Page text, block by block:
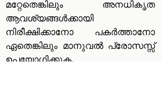
മറ്റേതെങ്കിലും അനധികൃത
ആവശ്യങ്ങൾക്കായി
നിരീക്ഷിക്കാനോ പകർത്താനോ
ഏതെങ്കിലും മാനുവൽ പ്രോസസ്സ്
ഉപയോഗിക്കുക.